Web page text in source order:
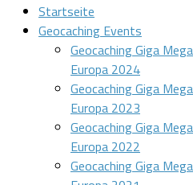
Startseite
Geocaching Events
Geocaching Giga
Europa 2024
Geocaching Giga
Europa 2023
Geocaching Giga
Europa 2022
Geocaching Giga